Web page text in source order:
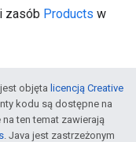
zasób Products w
objęta licencją Creative
kodu są dostępne na
ten temat zawierają
. Java jest zastrzeżonym